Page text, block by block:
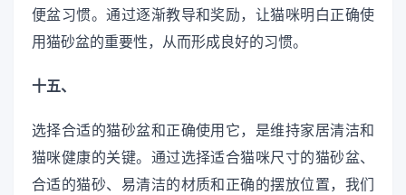
便盆习惯。通过逐渐教导和奖励，让猫咪明白正确使
用猫砂盆的重要性，从而形成良好的习惯。
十五、
选择合适的猫砂盆和正确使用它，是维持家居清洁和
猫咪健康的关键。通过选择适合猫咪尺寸的猫砂盆、
合适的猫砂、易清洁的材质和正确的摆放位置，我们